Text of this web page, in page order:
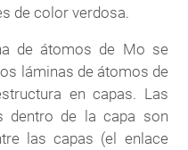
de color verdosa.
de átomos de Mo se
láminas de átomos de
en capas. Las
dentro de la capa son
las capas (el enlace